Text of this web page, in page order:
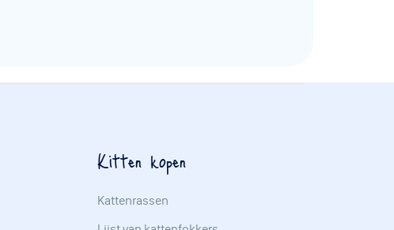
Kitten kopen
Kattenrassen